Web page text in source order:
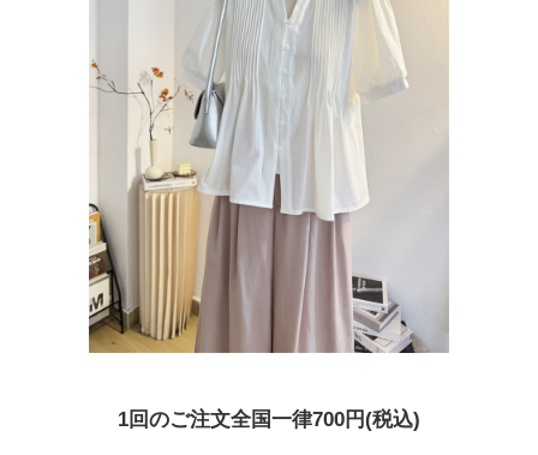
1回のご注文全国一律700円(税込)